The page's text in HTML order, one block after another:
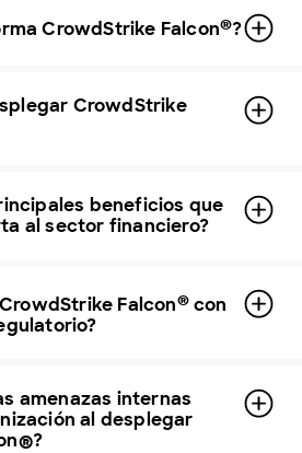
CrowdStrike Falcon®?
CrowdStrike
beneficios que
al sector financiero?
Falcon®con
amenazas internas
al desplegar